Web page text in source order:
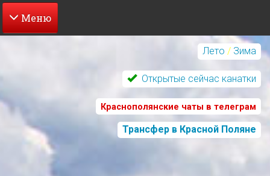
Перейти
содержанию
Лето / Зима
Открытые сейчас канатки
Краснополянские чаты в телеграм
Трансфер в Красной Поляне